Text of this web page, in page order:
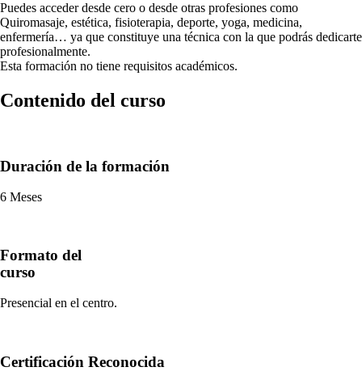
Puedes acceder desde cero o desde otras profesiones como
Quiromasaje, estética, fisioterapia, deporte, yoga, medicina,
enfermería… ya que constituye una técnica con la que podrás dedicarte
profesionalmente.
Esta formación no tiene requisitos académicos.
Contenido del curso
Duración de la formación
6 Meses
Formato del
curso
Presencial en el centro.
Certificación Reconocida